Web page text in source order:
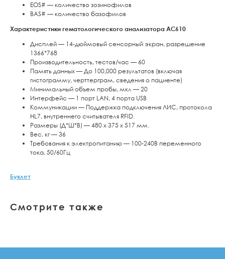
EOS# — количество зозинофилов
BAS# — количество базофилов
Характеристики гематологического анализатора AC610
Дисплей — 14-дюймовый сенсорный экран, разрешение
1366*768
Производительность, тестов/час — 60
Память данных — До 100,000 результатов (включая
гистограмму, черттерграм, сведения о пациенте)
Минимальный объем пробы, мкл — 20
Интерфейс — 1 порт LAN, 4 порта USB
Коммуникации — Поддержка подключения ЛИС, протокола
HL7, внутреннего считывателя RFID.
Размеры (Д*Ш*В) — 480 х 375 х 517 мм.
Вес, кг — 36
Требования к электропитанию — 100-240В переменного
тока, 50/60Гц
Буклет
Смотрите также